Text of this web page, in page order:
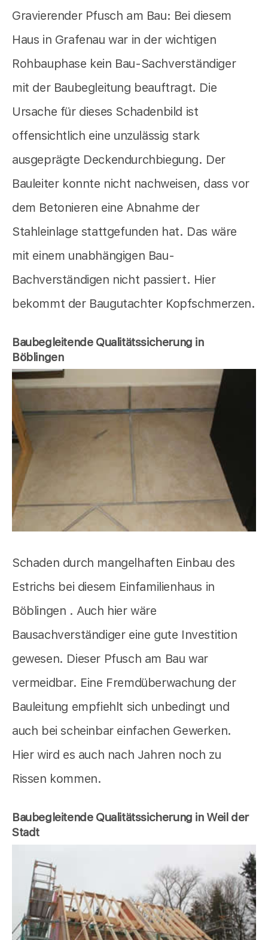
Gravierender Pfusch am Bau: Bei diesem
Haus in Grafenau war in der wichtigen
Rohbauphase kein Bau-Sachverständiger
mit der Baubegleitung beauftragt. Die
Ursache für dieses Schadenbild ist
offensichtlich eine unzulässig stark
ausgeprägte Deckendurchbiegung. Der
Bauleiter konnte nicht nachweisen, dass vor
dem Betonieren eine Abnahme der
Stahleinlage stattgefunden hat. Das wäre
mit einem unabhängigen Bau-
Bachverständigen nicht passiert. Hier
bekommt der Baugutachter Kopfschmerzen.
Baubegleitende Qualitätssicherung in
Böblingen
Schaden durch mangelhaften Einbau des
Estrichs bei diesem Einfamilienhaus in
Böblingen . Auch hier wäre
Bausachverständiger eine gute Investition
gewesen. Dieser Pfusch am Bau war
vermeidbar. Eine Fremdüberwachung der
Bauleitung empfiehlt sich unbedingt und
auch bei scheinbar einfachen Gewerken.
Hier wird es auch nach Jahren noch zu
Rissen kommen.
Baubegleitende Qualitätssicherung in Weil der
Stadt